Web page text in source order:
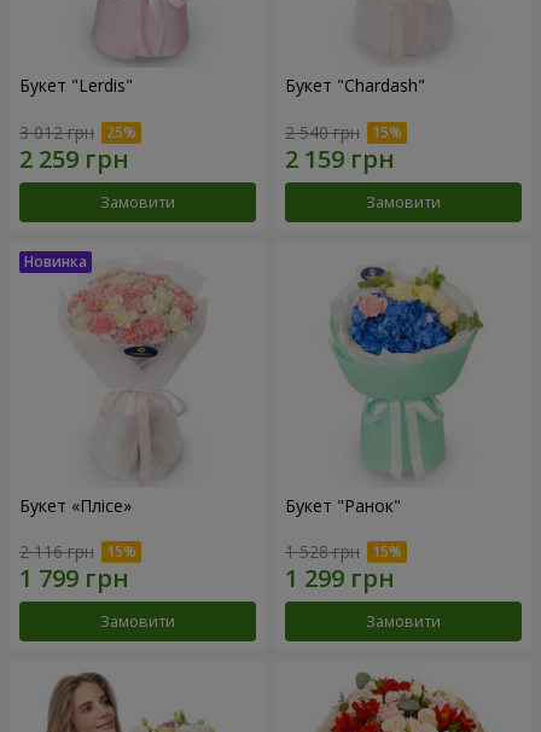
Букет "Lerdis"
3 012 грн
Замовити
Букет "Chardash"
2 540 грн
Замовити
Букет «Плісе»
2 116 грн
Замовити
Букет "Ранок"
1 528 грн
Замовити